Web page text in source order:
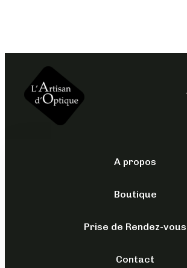
A propos
Boutique
Prise de Rendez-vous
Contact
QUALITÉ
SUPÉRIEURE